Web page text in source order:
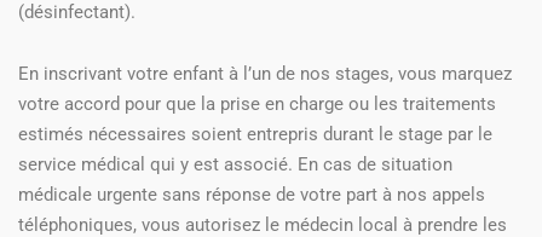
(désinfectant).
En inscrivant votre enfant à l’un de nos stages, vous marquez
votre accord pour que la prise en charge ou les traitements
estimés nécessaires soient entrepris durant le stage par le
service médical qui y est associé. En cas de situation
médicale urgente sans réponse de votre part à nos appels
téléphoniques, vous autorisez le médecin local à prendre les